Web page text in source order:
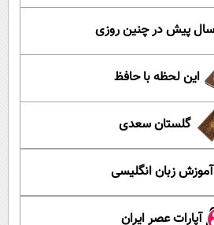
این لحظه با حافظ
گلستان سعدی
آموزش زبان انگلیسی
آپارات عصر ایران